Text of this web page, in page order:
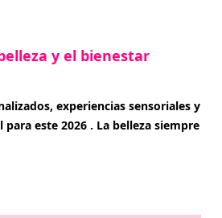
y el bienestar
experiencias sensoriales y
este 2026 . La belleza siempre